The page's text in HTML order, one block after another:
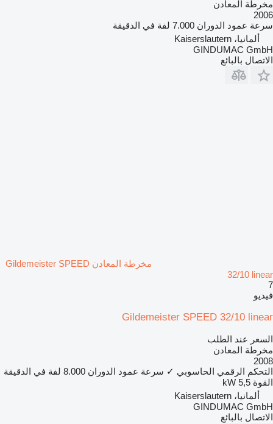
مخرطة المعادن
2006
سرعة عمود الدوران 7.000 لفة في الدقيقة
ألمانيا، Kaiserslautern
GINDUMAC GmbH
الاتصال بالبائع
مخرطة المعادن Gildemeister SPEED
32/10 linear
7
فيديو
Gildemeister SPEED 32/10 linear
السعر عند الطلب
مخرطة المعادن
2008
التحكم الرقمي الحاسوبي ✓ سرعة عمود الدوران 8.000 لفة في الدقيقة
القوة 5,5 kW
ألمانيا، Kaiserslautern
GINDUMAC GmbH
الاتصال بالبائع